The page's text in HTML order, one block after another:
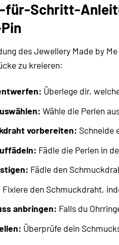
Schritt-
des Jewellery Made by
zu kreieren:
Überlege dir,
Wähle die Perlen
vorbereiten: Schneide
Fädle die Perlen in
Fädle den
Fixiere den Schmuckdraht,
anbringen: Falls du
Überprüfe dein